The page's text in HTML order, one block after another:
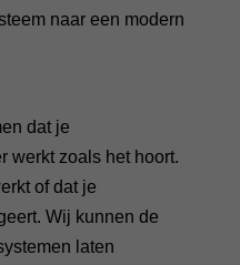
naar een modern
dat je
werkt zoals het hoort.
of dat je
Wij kunnen de
laten